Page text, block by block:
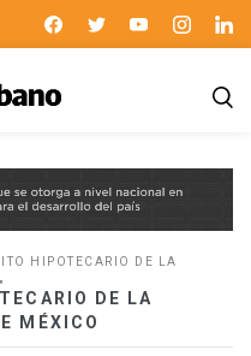
HIPOTECARIO DE LA
DE LA
MÉXICO